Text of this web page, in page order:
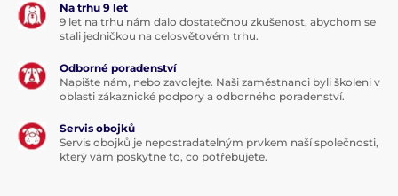
Na trhu 9 let
9 let na trhu nám dalo dostatečnou zkušenost, abychom se
stali jedničkou na celosvětovém trhu.
Odborné poradenství
Napište nám, nebo zavolejte. Naši zaměstnanci byli školeni v
oblasti zákaznické podpory a odborného poradenství.
Servis obojků
Servis obojků je nepostradatelným prvkem naší společnosti,
který vám poskytne to, co potřebujete.